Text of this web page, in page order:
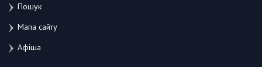
Пошук
Мапа сайту
Афіша